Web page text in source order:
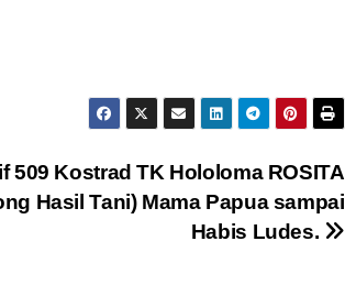
509 Kostrad TK Hololoma ROSITA
Hasil Tani) Mama Papua sampai
Habis Ludes.